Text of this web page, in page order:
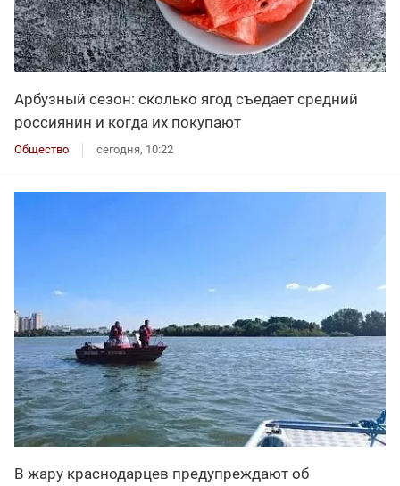
Арбузный сезон: сколько ягод съедает средний
россиянин и когда их покупают
Общество сегодня, 10:22
В жару краснодарцев предупреждают об